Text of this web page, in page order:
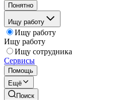
Понятно
Ищу работу
Ищу работу
Ищу работу
Ищу сотрудника
Сервисы
Помощь
Ещё
Поиск